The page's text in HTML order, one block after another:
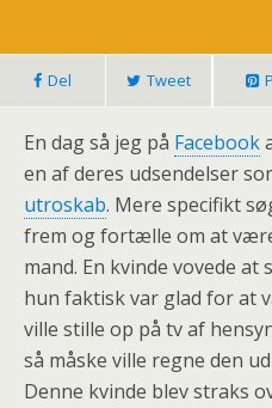
Del Tweet
En dag så jeg på Facebook
en af deres udsendelser
utroskab. Mere specifikt
frem og fortælle om at
mand. En kvinde vovede at
hun faktisk var glad for at
ville stille op på tv af
så måske ville regne den
Denne kvinde blev straks